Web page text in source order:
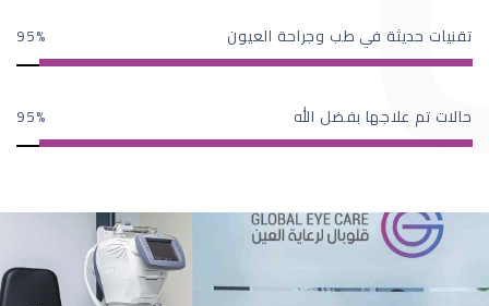
تقنيات حديثة في طب وجراحة العيون 95
حالات تم علاجها بفضل الله 95